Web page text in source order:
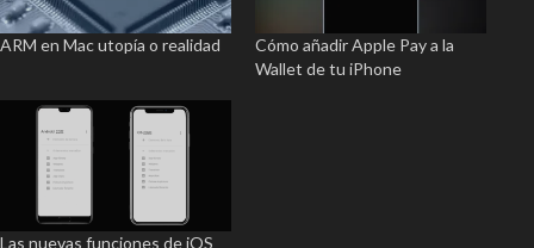
ARM en Mac utopía o realidad
Cómo añadir Apple Pay a la
Wallet de tu iPhone
Las nuevas funciones de iOS